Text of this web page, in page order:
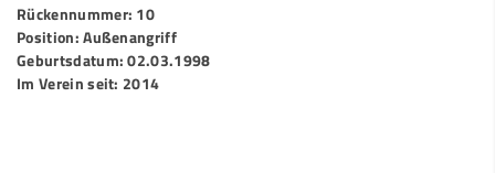
Rückennummer: 10
Position: Außenangriff
Geburtsdatum: 02.03.1998
Im Verein seit: 2014